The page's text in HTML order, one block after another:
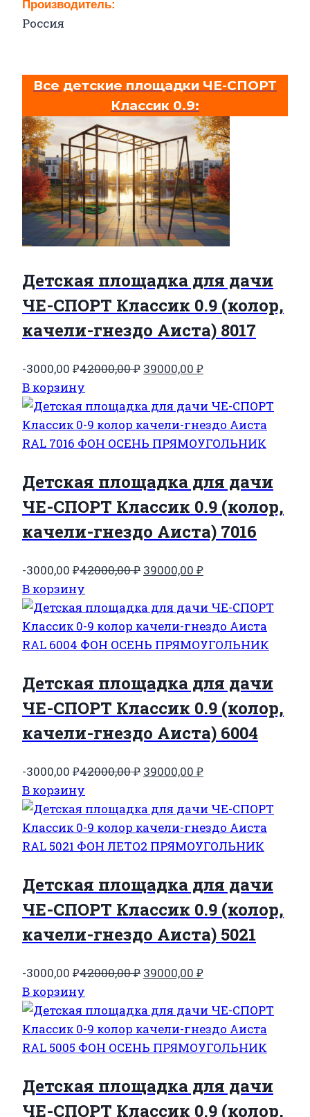
Производитель:
Россия
Все детские площадки ЧЕ-СПОРТ
Классик 0.9:
Детская площадка для дачи
ЧЕ-СПОРТ Классик 0.9 (колор,
качели-гнездо Аиста) 8017
-3000,00 ₽42000,00₽ Первоначальная
составляла
42000,00 ₽.
39000,00 ₽Текущая
39000,00 ₽.
В корзину
Детская площадка для дачи
ЧЕ-СПОРТ Классик 0.9 (колор,
качели-гнездо Аиста) 7016
-3000,00 ₽42000,00₽ Первоначальная
составляла
42000,00 ₽.
39000,00 ₽Текущая
39000,00 ₽.
В корзину
Детская площадка для дачи
ЧЕ-СПОРТ Классик 0.9 (колор,
качели-гнездо Аиста) 6004
-3000,00 ₽42000,00₽ Первоначальная
составляла
42000,00 ₽.
39000,00 ₽Текущая
39000,00 ₽.
В корзину
Детская площадка для дачи
ЧЕ-СПОРТ Классик 0.9 (колор,
качели-гнездо Аиста) 5021
-3000,00 ₽42000,00₽ Первоначальная
составляла
42000,00 ₽.
39000,00 ₽Текущая
39000,00 ₽.
В корзину
Детская площадка для дачи
ЧЕ-СПОРТ Классик 0.9 (колор,